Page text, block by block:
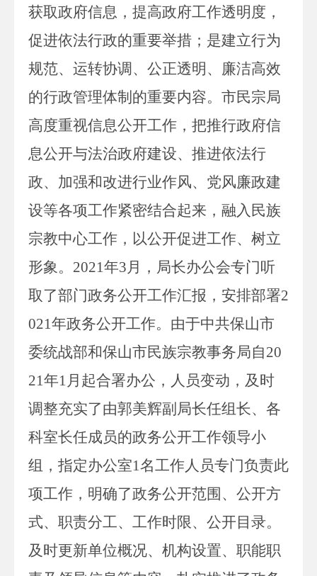
获取政府信息，提高政府工作透明度，
促进依法行政的重要举措；是建立行为
规范、运转协调、公正透明、廉洁高效
的行政管理体制的重要内容。市民宗局
高度重视信息公开工作，把推行政府信
息公开与法治政府建设、 推进依法行
政、加强和改进行业作风、党风廉政建
设等各项工作紧密结合起来，融入民族
宗教中心工作，以公开促进工作、树立
形象。 2021年3月，局长办公会专门听
取了部门政务公开工作汇报，安排部署2
021年政务公开工作。由于中共保山市
委统战部和保山市民族宗教事务局自20
21年1月起合署办公 ， 人员变动，及时
调整充实了由郭美辉副局长任组长、各
科室长任成员的政务公开工作领导小
组，指定办公室1名工作人员专门负责此
项工作 ， 明确了政务公开范围、公开方
式、职责分工、工作时限、公开目录。
及时更新单位概况、机构设置、职能职